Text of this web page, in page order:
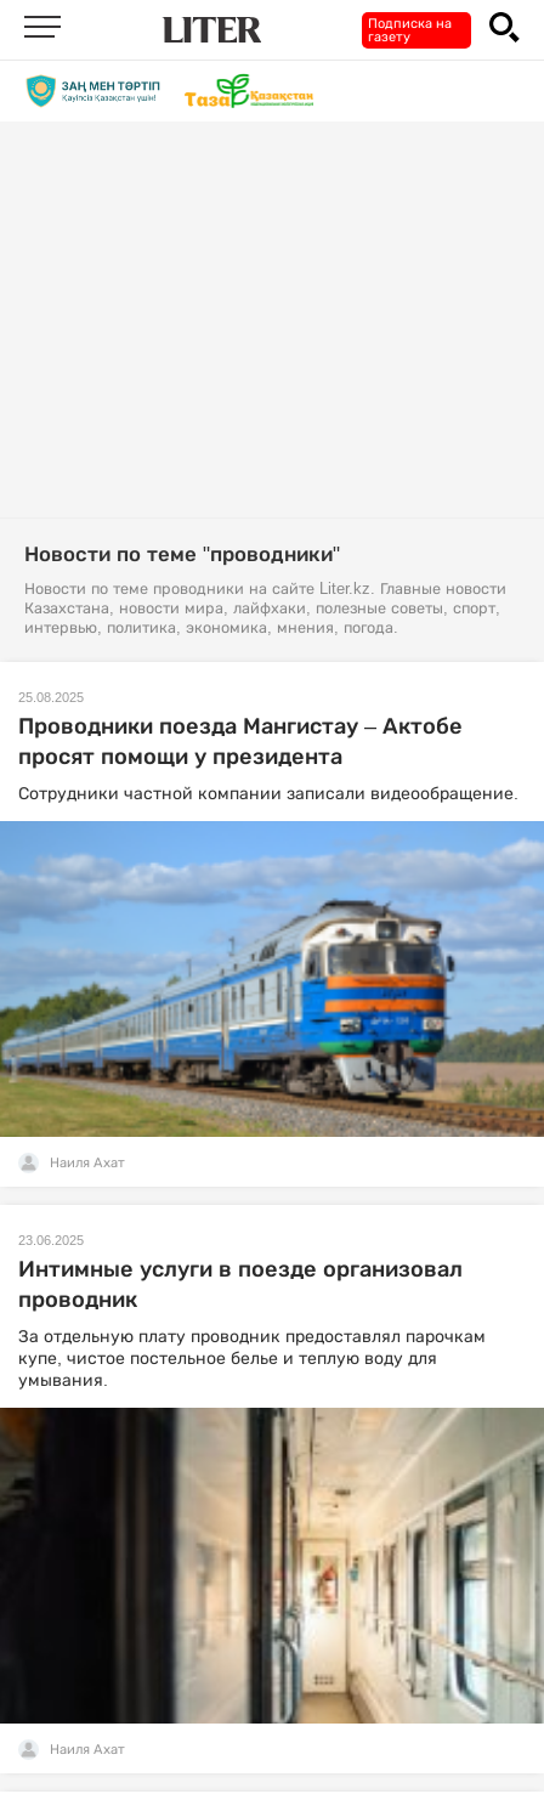
Подписка на
газету
Новости по теме "проводники"
Новости по теме проводники на сайте Liter.kz. Главные новости
Казахстана, новости мира, лайфхаки, полезные советы, спорт,
интервью, политика, экономика, мнения, погода.
25.08.2025
Проводники поезда Мангистау – Актобе
просят помощи у президента
Сотрудники частной компании записали видеообращение.
Наиля Ахат
23.06.2025
Интимные услуги в поезде организовал
проводник
За отдельную плату проводник предоставлял парочкам
купе, чистое постельное белье и теплую воду для
умывания.
Наиля Ахат